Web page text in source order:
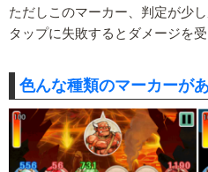
ただしこのマーカー、判定が少
タップに失敗するとダメージを受
色んな種類のマーカーがあ